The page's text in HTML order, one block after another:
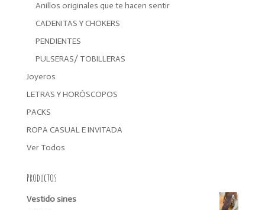
Anillos originales que te hacen sentir
CADENITAS Y CHOKERS
PENDIENTES
PULSERAS/ TOBILLERAS
Joyeros
LETRAS Y HORÓSCOPOS
PACKS
ROPA CASUAL E INVITADA
Ver Todos
Productos
Vestido sines